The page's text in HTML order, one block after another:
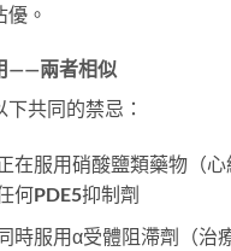
。
——兩者相似
共同的禁忌：
在服用硝酸鹽類藥物（
何PDE5抑制劑
時服用α受體阻滯劑（治